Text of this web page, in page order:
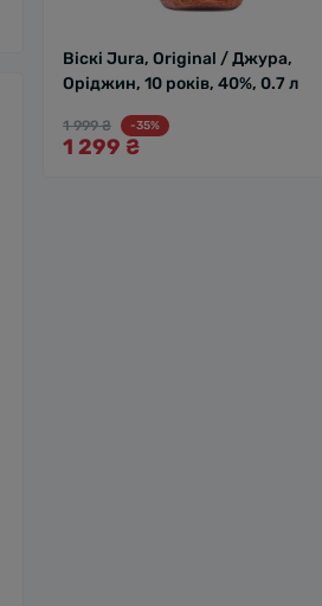
Віскі Jura, Original / Джура,
Оріджин, 10 років, 40%, 0.7 л
1 999 ₴ -35%
1 299 ₴